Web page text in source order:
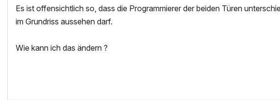
Es ist offensichtlich so, dass die Programmierer der beiden Türen
im Grundriss aussehen darf.
Wie kann ich das ändern ?